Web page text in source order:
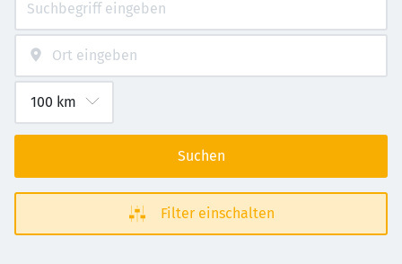
Suchen
Filter einschalten